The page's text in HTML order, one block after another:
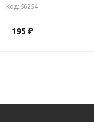
Код: 56254
195 ₽